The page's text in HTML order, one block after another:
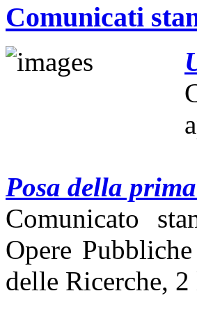
Comunicati
Posa della
Comunicato
Opere
delle Ricerche,